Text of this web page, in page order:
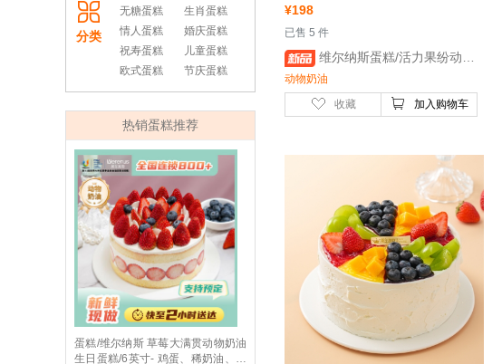
¥198
已售 5 件
维尔纳斯蛋糕/活力果纷动物奶油蛋糕/6英寸- 鸡蛋、稀奶油、牛奶
动物奶油
收藏 加入购物车
分类
无糖蛋糕
生肖蛋糕
情人蛋糕
婚庆蛋糕
祝寿蛋糕
儿童蛋糕
欧式蛋糕
节庆蛋糕
热销蛋糕推荐
蛋糕/维尔纳斯 草莓大满贯动物奶油
生日蛋糕/6英寸- 鸡蛋、稀奶油、牛